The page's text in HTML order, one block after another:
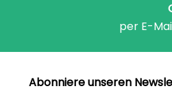
per E-
Abonniere unseren